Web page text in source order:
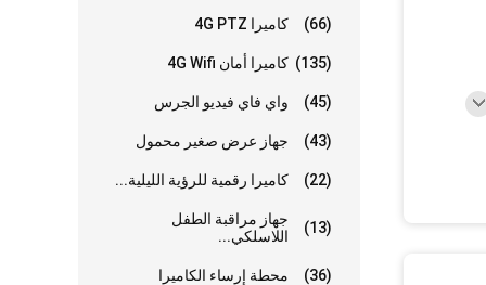
كاميرا 4G PTZ (66)
كاميرا أمان 4G Wifi (135)
واي فاي فيديو الجرس (45)
جهاز عرض صغير محمول (43)
كاميرا رقمية للرؤية الليلية... (22)
جهاز مراقبة الطفل
اللاسلكي...
(13)
محطة إرساء الكاميرا (36)